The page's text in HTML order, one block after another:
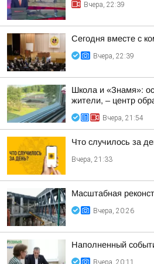
Вчера, 22:39
Сегодня вместе с
Вчера, 22:39
Школа и «Знамя»:
жители, – центр
Вчера, 21:54
Что случилось за
Вчера, 21:33
Масштабная
Вчера, 20:26
Наполненный
Вчера, 20:11